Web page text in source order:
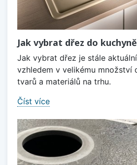
Jak vybrat dřez do kuchyně
Jak vybrat dřez je stále
vzhledem v velikému množství
tvarů a materiálů na trhu.
Číst více